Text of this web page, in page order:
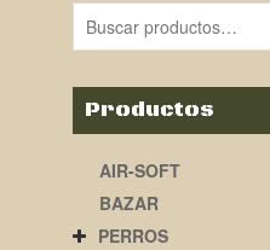
Productos
AIR-SOFT
BAZAR
PERROS